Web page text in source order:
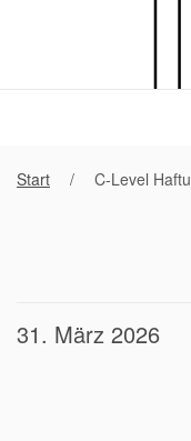
Hauptinhalt
Start C-Level
31. März 2026